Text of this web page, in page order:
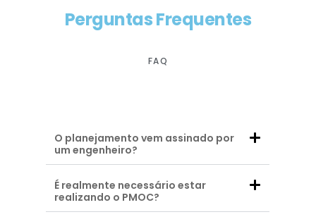
Perguntas Frequentes
FAQ
O planejamento vem assinado por
um engenheiro?
É realmente necessário estar
realizando o PMOC?